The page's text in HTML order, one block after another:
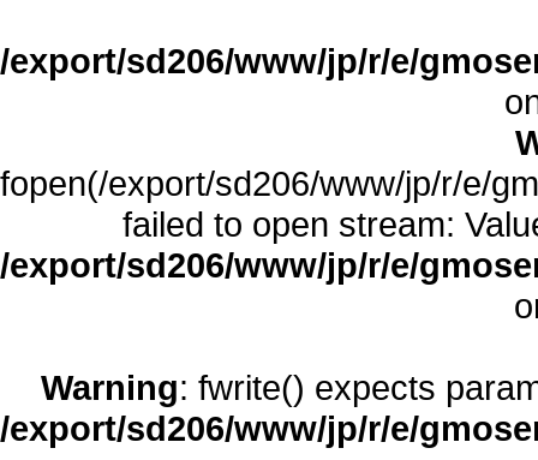
/export/sd206/www/jp/r/e/
fopen(/export/sd206/www/jp/r/e/
failed to open stream:
/export/sd206/www/jp/r/e/
Warning: fwrite() expects
/export/sd206/www/jp/r/e/